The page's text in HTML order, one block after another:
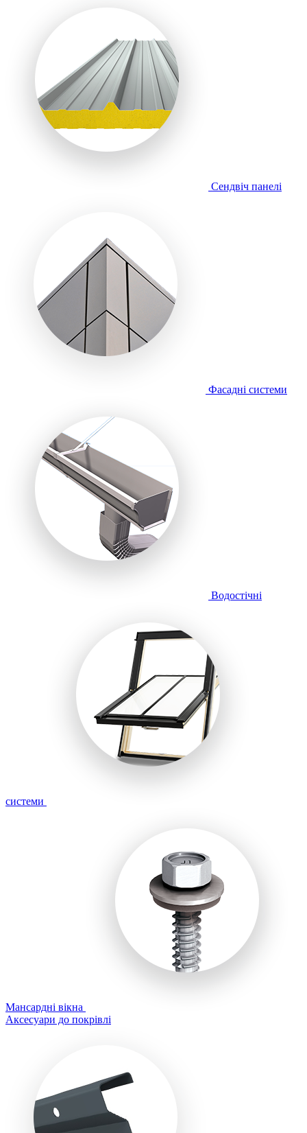
Сендвіч панелі
Фасадні системи
Водостічні
системи
Мансардні вікна
Аксесуари до покрівлі